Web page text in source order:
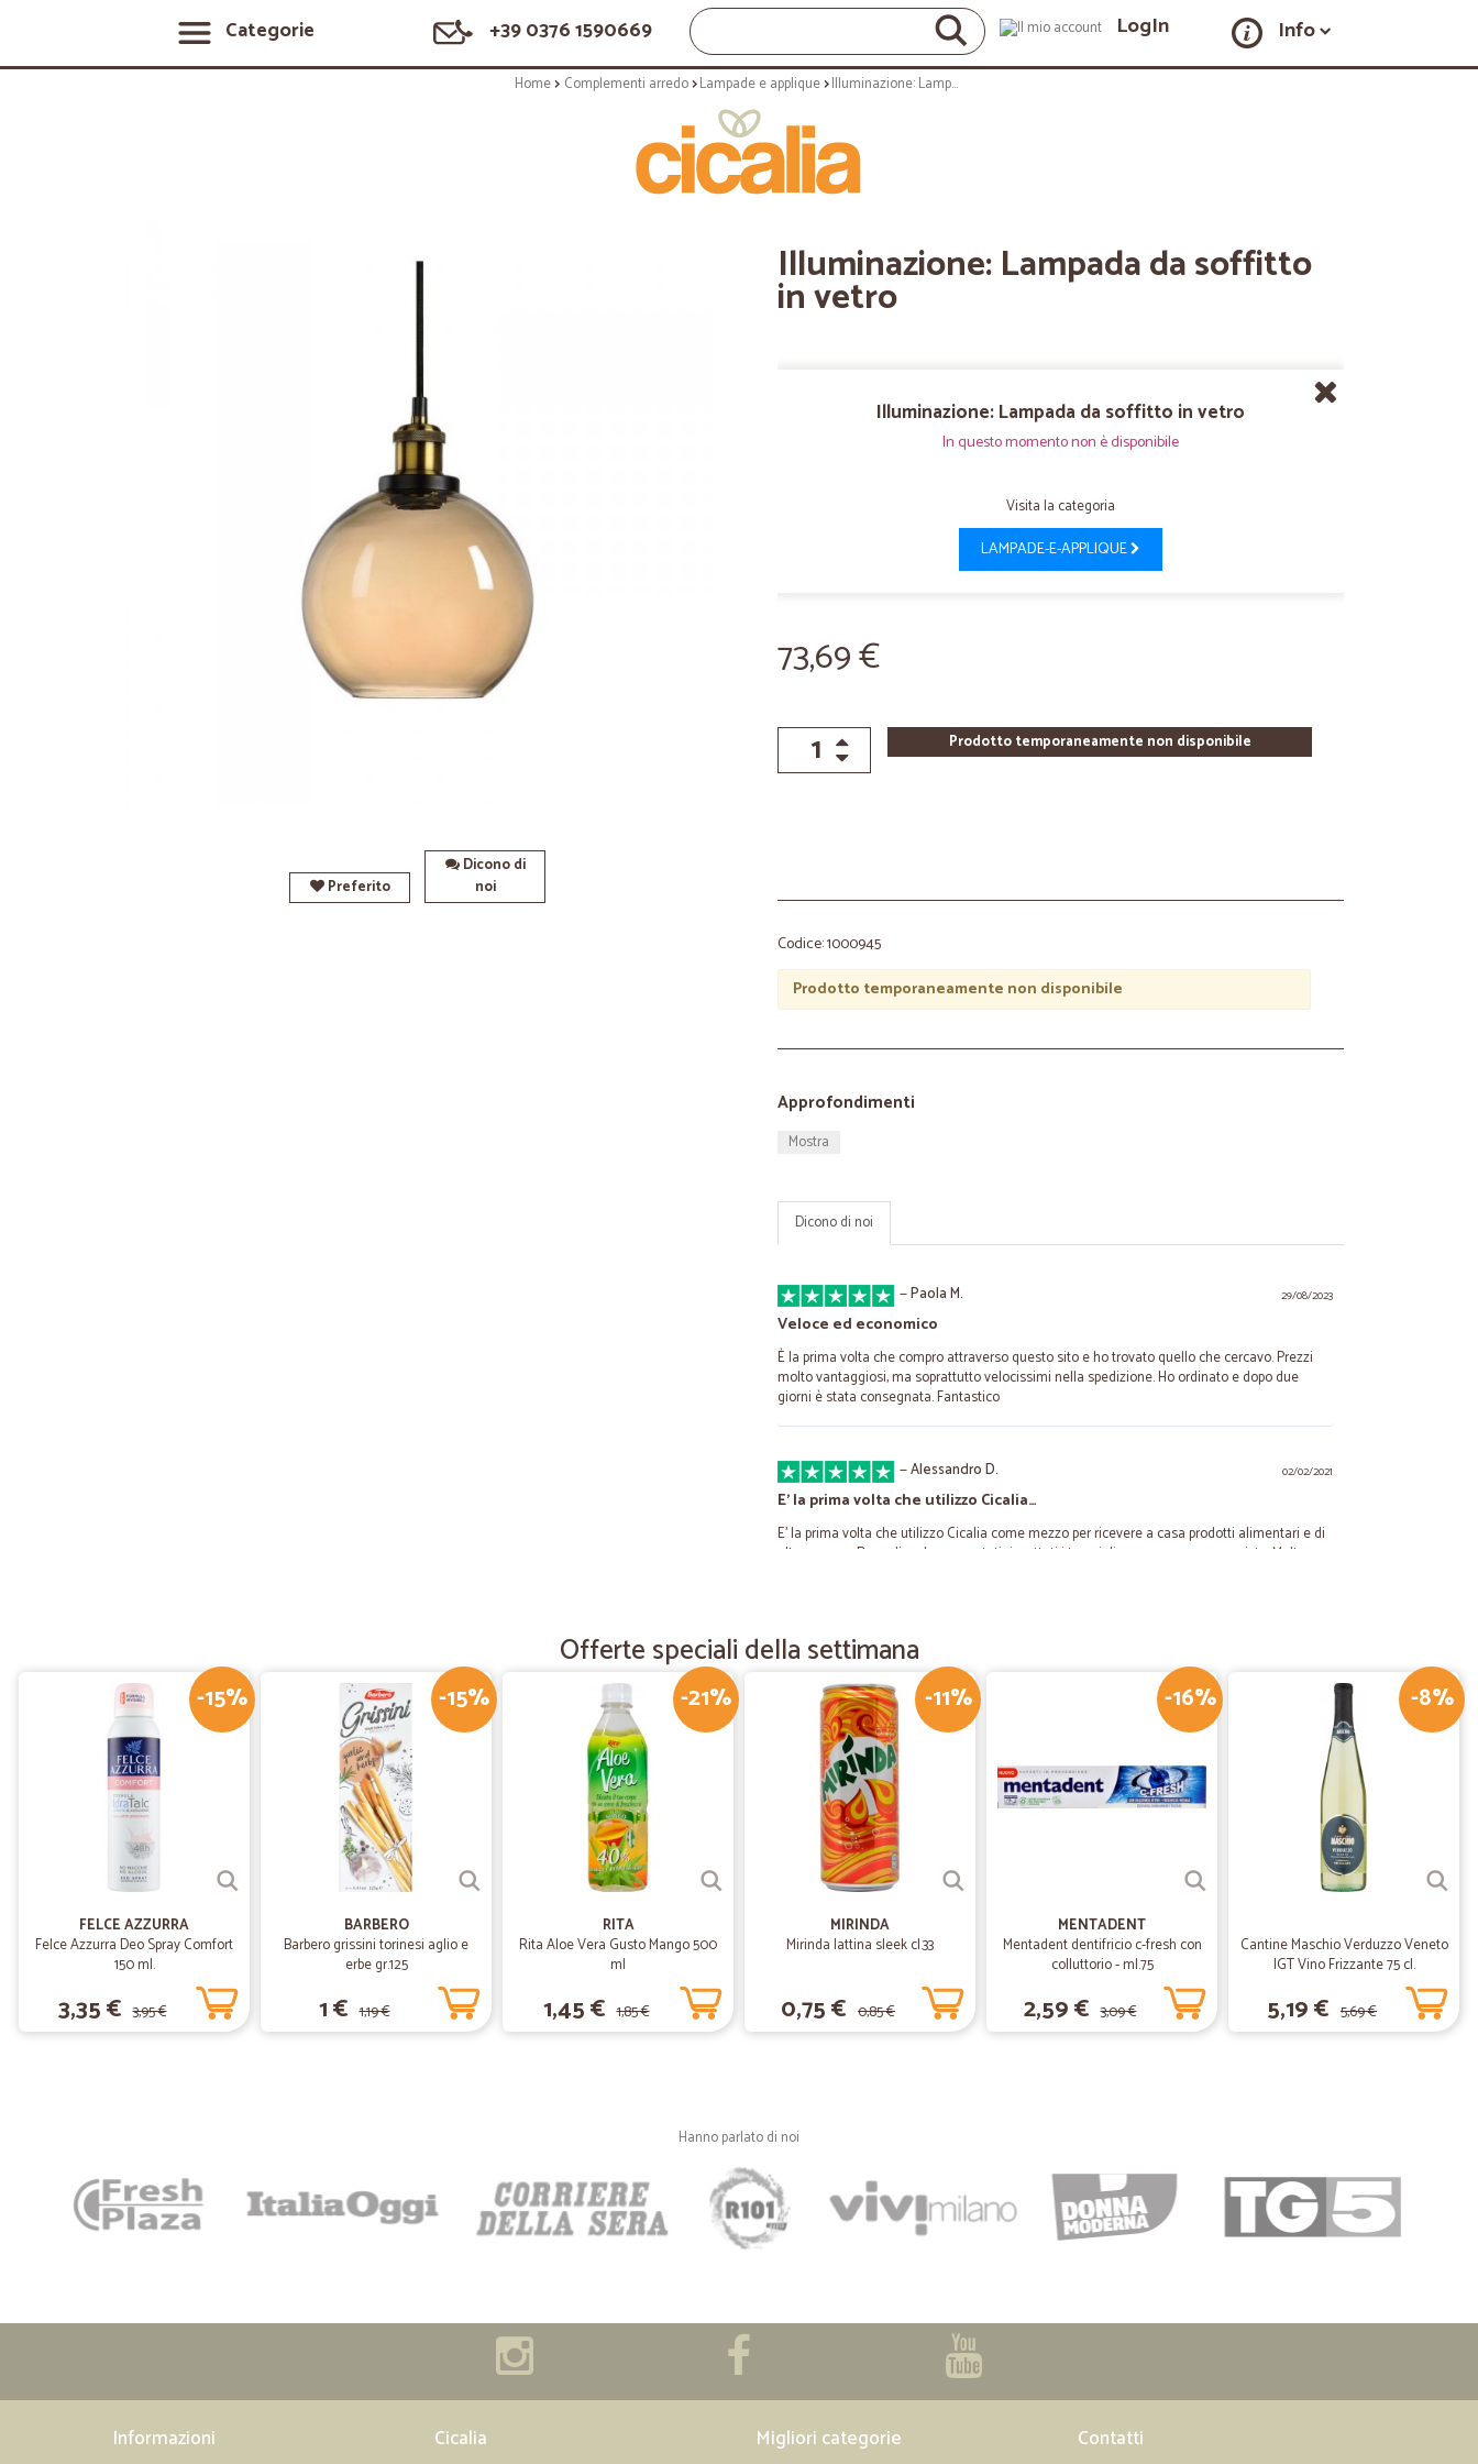
Categorie +39 0376 1590669 LogIn Info
Home Complementi arredo Lampade e applique Illuminazione: Lampada da soffitto in vetro
Preferito
Dicono di
noi
Illuminazione: Lampada da soffitto
in vetro
Illuminazione: Lampada da soffitto in vetro
In questo momento non è disponibile
Visita la categoria
LAMPADE-E-APPLIQUE
73,69 €
Prodotto temporaneamente non disponibile
Codice: 1000945
Prodotto temporaneamente non disponibile
Approfondimenti
Mostra
Dicono di noi
29/08/2023
—Paola M.
Veloce ed economico
È la prima volta che compro attraverso questo sito e ho trovato quello che cercavo. Prezzi
molto vantaggiosi, ma soprattutto velocissimi nella spedizione. Ho ordinato e dopo due
giorni è stata consegnata. Fantastico
02/02/2021
—Alessandro D.
E' la prima volta che utilizzo Cicalia…
E' la prima volta che utilizzo Cicalia come mezzo per ricevere a casa prodotti alimentari e di
altro genere. Devo dire che sono stati rispettati i tempi di consegna come previsto. Molto
Giuseppe N.
Alimentari in casa a prezzo equo
Alimentari in casa a prezzo equo. Al momento il migliore tra quelli da me utilizzati
29/08/2020
Qualità,velocità,e professionalità
Qualità,velocità,e professionalità Da consigliare a tutti!!!
02/07/2020
Perfetta, precisa, puntuale. Ottimo servizio.
Tutto bene
08/04/2020
Daria M.
—Anna C.
Consigliatissimo
Offerte speciali della settimana
-15%
FELCE AZZURRA
Felce Azzurra Deo Spray Comfort
150 ml.
3,35 € 3,95 €
-15%
BARBERO
Barbero grissini torinesi aglio e
erbe gr.125
1 € 1,19 €
-21%
RITA
Rita Aloe Vera Gusto Mango 500
ml
1,45 € 1,85 €
-11%
MIRINDA
Mirinda lattina sleek cl.33
0,75 € 0,85 €
-16%
MENTADENT
Mentadent dentifricio c-fresh con
colluttorio - ml.75
2,59 € 3,09 €
-8%
Cantine Maschio Verduzzo Veneto
IGT Vino Frizzante 75 cl.
5,19 € 5,69 €
Hanno parlato di noi
Informazioni Cicalia Migliori categorie Contatti